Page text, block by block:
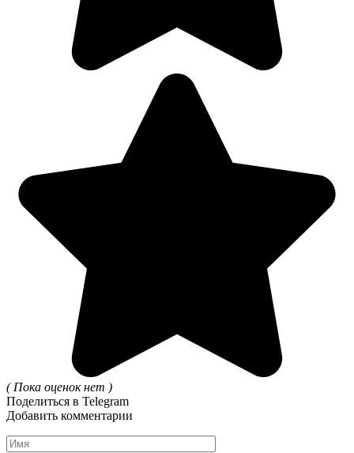
( Пока оценок нет )
Поделиться в Telegram
Добавить комментарии
Имя